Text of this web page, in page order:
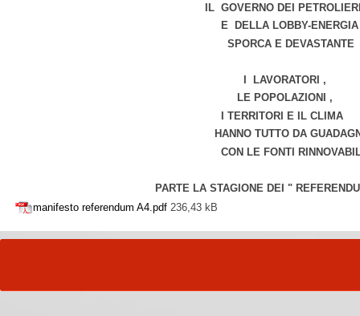
IL GOVERNO DEI
E DELLA LOBBY-ENERGIA
SPORCA E DEVASTANTE
I LAVORATORI ,
LE POPOLAZIONI ,
I TERRITORI E IL CLIMA
HANNO TUTTO DA
CON LE FONTI
PARTE LA STAGIONE DEI "
manifesto referendum A4.pdf 236,43 kB